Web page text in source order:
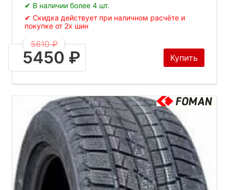
✔ В наличии более 4 шт.
✔ Скидка действует при наличном расчёте и
покупке от 2х шин
5610 ₽
5450 ₽ Купить